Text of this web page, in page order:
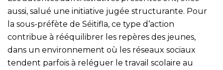
aussi, salué une initiative jugée structurante. Pour
la sous-préfète de Séitifla, ce type d’action
contribue à rééquilibrer les repères des jeunes,
dans un environnement où les réseaux sociaux
tendent parfois à reléguer le travail scolaire au